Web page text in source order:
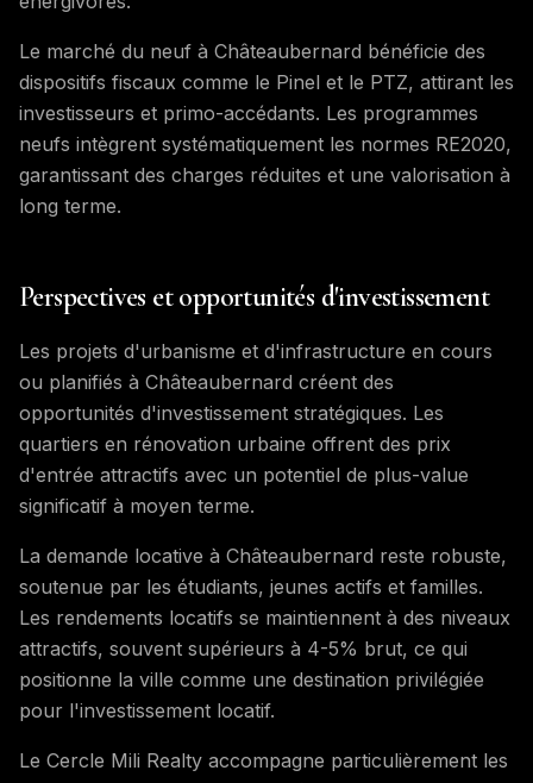
Le marché du neuf à Châteaubernard bénéficie des
dispositifs fiscaux comme le Pinel et le PTZ, attirant les
investisseurs et primo-accédants. Les programmes
neufs intègrent systématiquement les normes RE2020,
garantissant des charges réduites et une valorisation à
long terme.
Perspectives et opportunités d'investissement
Les projets d'urbanisme et d'infrastructure en cours
ou planifiés à Châteaubernard créent des
opportunités d'investissement stratégiques. Les
quartiers en rénovation urbaine offrent des prix
d'entrée attractifs avec un potentiel de plus-value
significatif à moyen terme.
La demande locative à Châteaubernard reste robuste,
soutenue par les étudiants, jeunes actifs et familles.
Les rendements locatifs se maintiennent à des niveaux
attractifs, souvent supérieurs à 4-5% brut, ce qui
positionne la ville comme une destination privilégiée
pour l'investissement locatif.
Le Cercle Mili Realty accompagne particulièrement les